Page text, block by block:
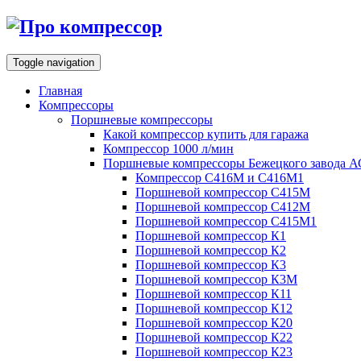
Toggle navigation
Главная
Компрессоры
Поршневые компрессоры
Какой компрессор купить для гаража
Компрессор 1000 л/мин
Поршневые компрессоры Бежецкого завода
Компрессор С416М и С416М1
Поршневой компрессор С415М
Поршневой компрессор С412М
Поршневой компрессор С415М1
Поршневой компрессор К1
Поршневой компрессор К2
Поршневой компрессор К3
Поршневой компрессор К3М
Поршневой компрессор К11
Поршневой компрессор К12
Поршневой компрессор К20
Поршневой компрессор К22
Поршневой компрессор К23